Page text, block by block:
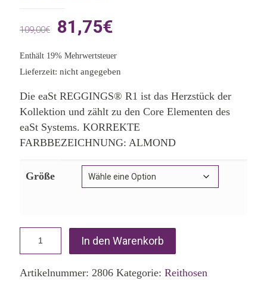
109,00€
Ursprünglicher
war:
109,00€
81,75€
ist:
81,75€.
Enthält 19% Mehrwertsteuer
Lieferzeit: nicht angegeben
Die eaSt REGGINGS® R1 ist das Herzstück der
Kollektion und zählt zu den Core Elementen des
eaSt Systems. KORREKTE
FARBBEZEICHNUNG: ALMOND
Größe
In den Warenkorb
Artikelnummer: 2806 Kategorie: Reithosen